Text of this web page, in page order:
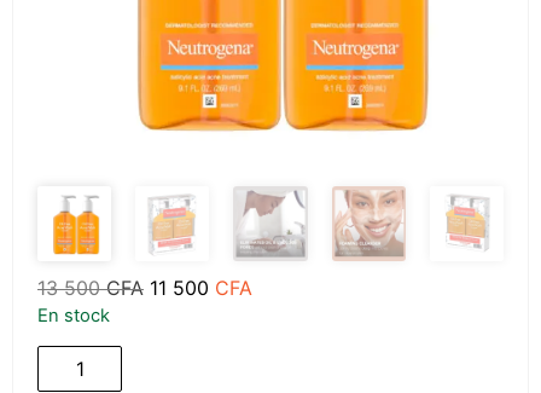
13 500CFA 11 500 CFA
En stock